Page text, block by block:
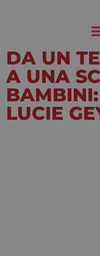
DA UN
A UNA
LUCIE